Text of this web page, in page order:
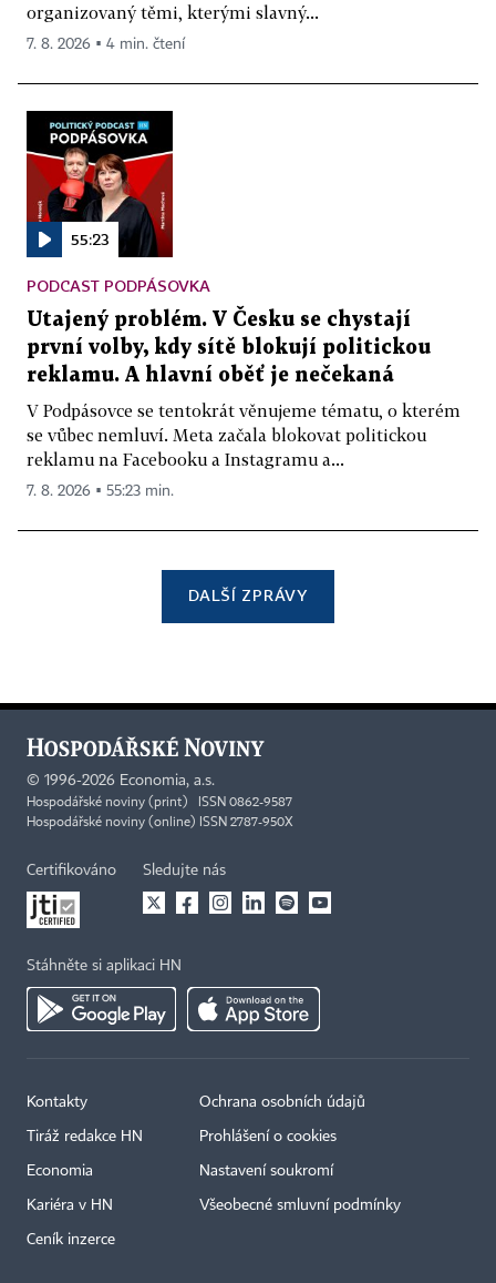
organizovaný těmi, kterými slavný...
7. 8. 2026 ▪ 4 min. čtení
55:23
PODCAST PODPÁSOVKA
Utajený problém. V Česku se chystají
první volby, kdy sítě blokují politickou
reklamu. A hlavní oběť je nečekaná
V Podpásovce se tentokrát věnujeme tématu, o kterém
se vůbec nemluví. Meta začala blokovat politickou
reklamu na Facebooku a Instagramu a...
7. 8. 2026 ▪ 55:23 min.
DALŠÍ ZPRÁVY
© 1996-2026 Economia, a.s.
Hospodářské noviny (print) ISSN 0862-9587
Hospodářské noviny (online) ISSN 2787-950X
Certifikováno Sledujte nás
Stáhněte si aplikaci HN
Kontakty
Tiráž redakce HN
Economia
Kariéra v HN
Ceník inzerce
Ochrana osobních údajů
Prohlášení o cookies
Nastavení soukromí
Všeobecné smluvní podmínky